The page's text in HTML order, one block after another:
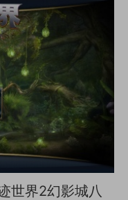
世界2幻影城八